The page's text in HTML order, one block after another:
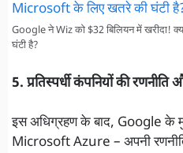
Google ने Wiz को $32 बिलियन में खरीदा!
घंटी है?
5. प्रतिस्पर्धी कंपनियों की
इस अधिग्रहण के बाद, Google के
Microsoft Azure – अपनी